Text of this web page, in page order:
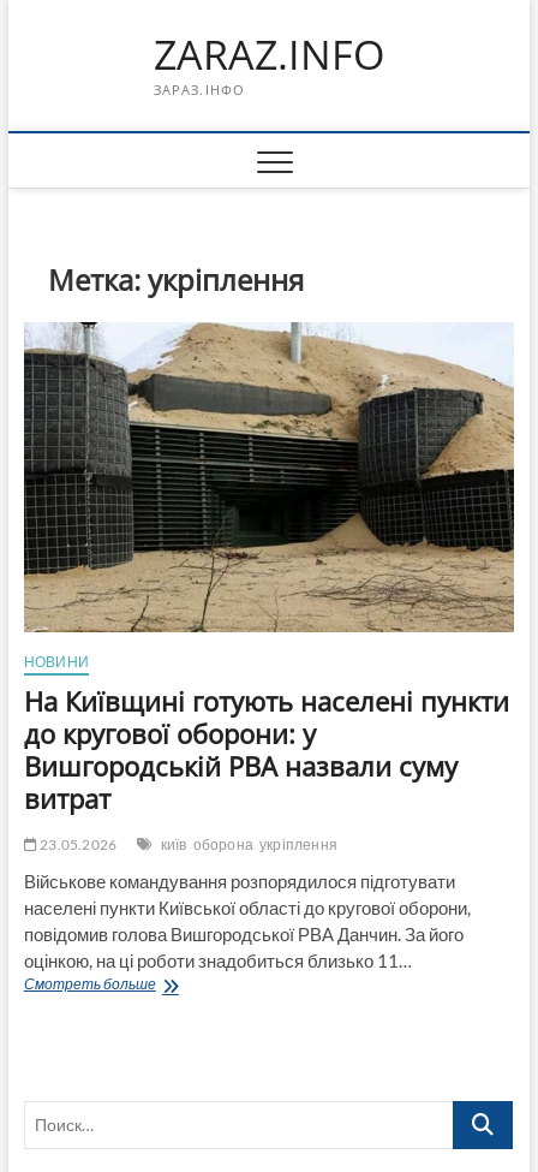
ZARAZ.INFO
ЗАРАЗ.ІНФО
Метка:укріплення
НОВИНИ
На Київщині готують населені пункти
до кругової оборони: у
Вишгородській РВА назвали суму
витрат
23.05.2026 київ оборона укріплення
Військове командування розпорядилося підготувати
населені пункти Київської області до кругової оборони,
повідомив голова Вишгородської РВА Данчин. За його
оцінкою, на ці роботи знадобиться близько 11…
Смотреть большеНа
Поиск…